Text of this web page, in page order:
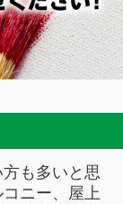
も多いと思
ニー、屋上